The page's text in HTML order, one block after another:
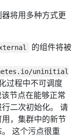
将用多种方式更
的组件将被
uninitial
过程中不可调度
节点在能够正常
二次初始化。 请
，集群中的新节
这个污点很重